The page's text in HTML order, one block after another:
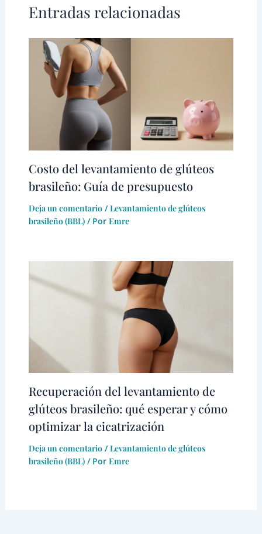
Entradas relacionadas
Costo del levantamiento de glúteos
brasileño: Guía de presupuesto
Deja un comentario /Levantamiento de glúteos
brasileño (BBL)/ Por Emre
Recuperación del levantamiento de
glúteos brasileño: qué esperar y cómo
optimizar la cicatrización
Deja un comentario /Levantamiento de glúteos
brasileño (BBL)/ Por Emre